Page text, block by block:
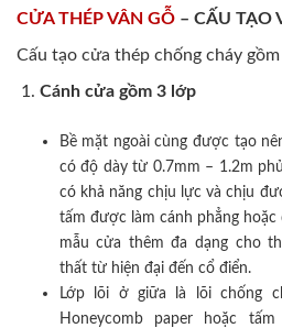
CỬA THÉP VÂN GỖ – CẤU TẠO
Cấu tạo cửa thép chống cháy
Cánh cửa gồm 3 lớp
Bề mặt ngoài cùng được tạo
có độ dày từ 0.7mm – 1.2m
có khả năng chịu lực và chịu
tấm được làm cánh phẳng
mẫu cửa thêm đa dạng cho
thất từ hiện đại đến cổ điển.
Lớp lõi ở giữa là lõi chống
Honeycomb paper hoặc